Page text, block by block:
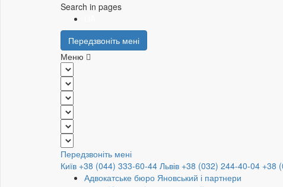
Search in pages
Передзвоніть мені
Меню
Передзвоніть мені
Київ +38 (044) 333-60-44 Львів +38 (032) 244-40-04 +38
Адвокатське бюро Яновський і партнери